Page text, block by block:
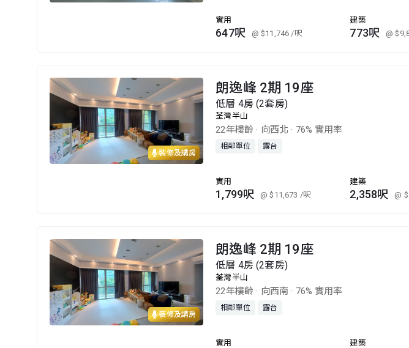
實用
647呎 @ $11,746 /呎
建築
773呎 @
裝修及講房
朗逸峰 2期 19座
低層 4房 (2套房)
荃灣半山
22年樓齡 · 向西北 · 76% 實用率
相鄰單位 露台
實用
1,799呎 @ $11,673 /呎
建築
2,358呎 @
裝修及講房
朗逸峰 2期 19座
低層 4房 (2套房)
荃灣半山
22年樓齡 · 向西南 · 76% 實用率
相鄰單位 露台
實用 建築